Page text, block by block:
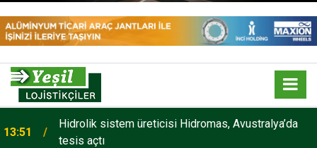
13:51
Hidrolik sistem üreticisi Hidromas, Avustralya’da
tesis açtı